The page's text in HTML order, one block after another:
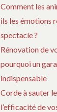
Comment les
ils les émotions
spectacle ?
Rénovation de
pourquoi un
indispensable
Corde à sauter
l’efficacité de